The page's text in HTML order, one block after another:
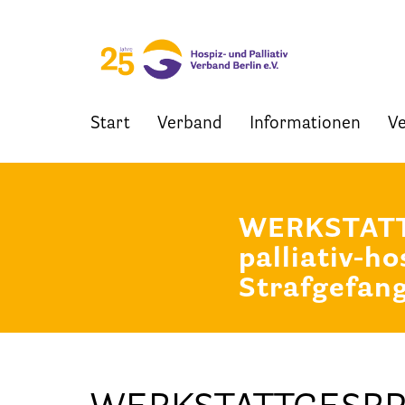
Start Verband Informationen
palliativ-